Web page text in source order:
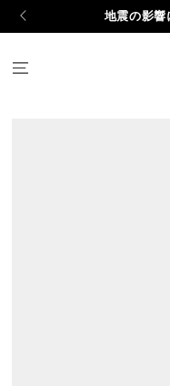
コンテンツにスキッ
プする
地震の影響